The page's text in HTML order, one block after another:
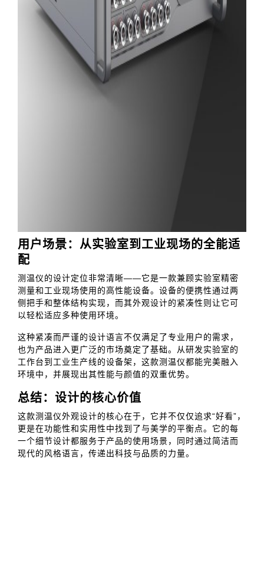
用户场景：从实验室到工业现场的全能适
配
测温仪的设计定位非常清晰——它是一款兼顾实验室精密
测量和工业现场使用的高性能设备。设备的便携性通过两
侧把手和整体结构实现，而其外观设计的紧凑性则让它可
以轻松适应多种使用环境。
这种紧凑而严谨的设计语言不仅满足了专业用户的需求，
也为产品进入更广泛的市场奠定了基础。从研发实验室的
工作台到工业生产线的设备架，这款测温仪都能完美融入
环境中，并展现出其性能与颜值的双重优势。
总结：设计的核心价值
这款测温仪外观设计的核心在于，它并不仅仅追求“好看”，
更是在功能性和实用性中找到了与美学的平衡点。它的每
一个细节设计都服务于产品的使用场景，同时通过简洁而
现代的风格语言，传递出科技与品质的力量。